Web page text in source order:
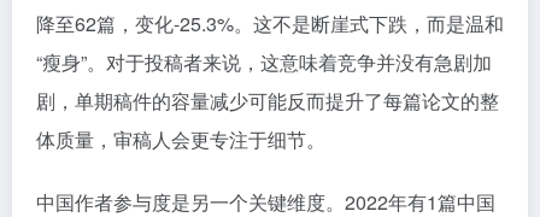
降至62篇，变化-25.3%。这不是断崖式下跌，而是温和
“瘦身”。对于投稿者来说，这意味着竞争并没有急剧加
剧，单期稿件的容量减少可能反而提升了每篇论文的整
体质量，审稿人会更专注于细节。
中国作者参与度是另一个关键维度。2022年有1篇中国